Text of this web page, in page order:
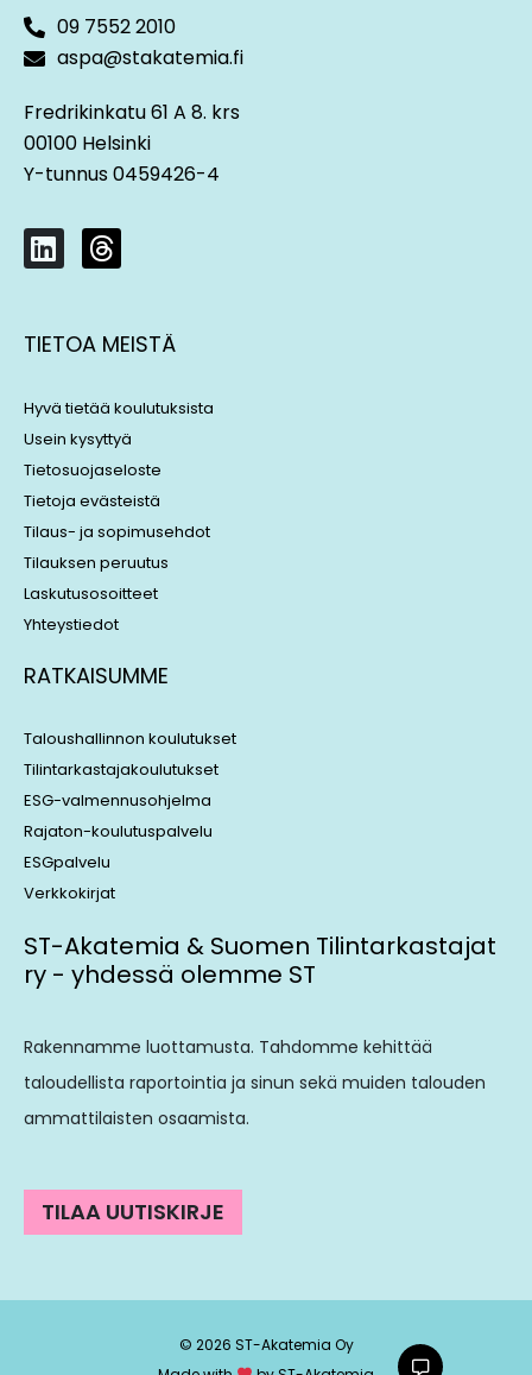
09 7552 2010
aspa@stakatemia.fi
Fredrikinkatu 61 A 8. krs
00100 Helsinki
Y-tunnus 0459426-4
L
i
k
e
i
n
T
h
e
a
s
TIETOA MEISTÄ
Hyvä tietää koulutuksista
Usein kysyttyä
Tietosuojaseloste
Tietoja evästeistä
Tilaus- ja sopimusehdot
Tilauksen peruutus
Laskutusosoitteet
Yhteystiedot
RATKAISUMME
Taloushallinnon koulutukset
Tilintarkastajakoulutukset
ESG-valmennusohjelma
Rajaton-koulutuspalvelu
ESGpalvelu
Verkkokirjat
ST-Akatemia & Suomen Tilintarkastajat
ry - yhdessä olemme ST
Rakennamme luottamusta. Tahdomme kehittää
taloudellista raportointia ja sinun sekä muiden talouden
ammattilaisten osaamista.
TILAA UUTISKIRJE
© 2026 ST-Akatemia Oy